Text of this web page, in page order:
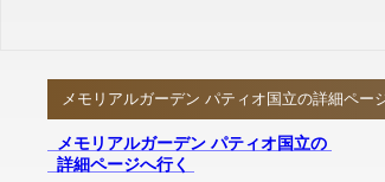
メモリアルガーデン パティオ国立の詳細ペー
メモリアルガーデン パティオ国立の
詳細ページへ行く